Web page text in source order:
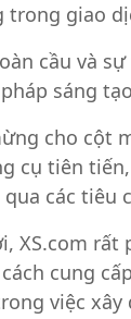
trong giao
cầu và
sáng
cho cột
cụ tiên
các tiêu
XS.com rất
cung
việc